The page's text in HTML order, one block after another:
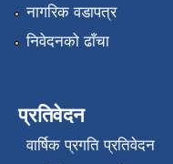
नागरिक वडापत्र
निवेदनको ढाँचा
प्रतिवेदन
वार्षिक प्रगति प्रतिवेदन